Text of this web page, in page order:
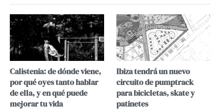
Calistenia: de dónde viene,
por qué oyes tanto hablar
de ella, y en qué puede
mejorar tu vida
Ibiza tendrá un nuevo
circuito de pumptrack
para bicicletas, skate y
patinetes